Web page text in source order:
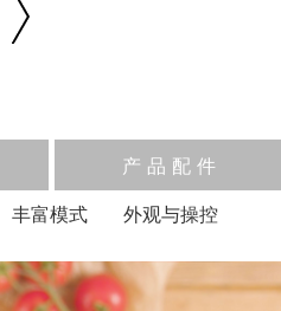
速度
产品配件
丰富模式 外观与操控